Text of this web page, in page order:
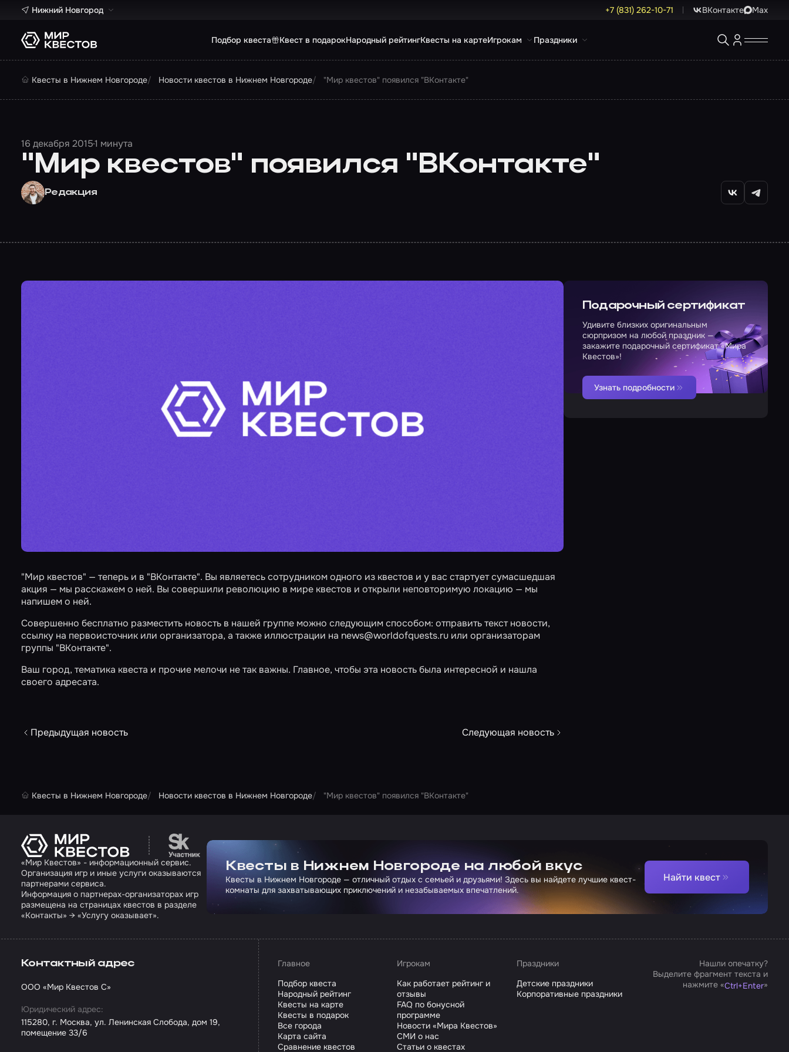
Нижний Новгород +7 (831) 262-10-71 ВКонтакте Max
Подбор квеста Квест в подарокНародный рейтингКвесты на картеИгрокам Праздники
Квесты в Нижнем Новгороде Новости квестов в Нижнем Новгороде "Мир квестов" появился "ВКонтакте"
16 декабря 20151 минута
"Мир квестов" появился "ВКонтакте"
Редакция
"Мир квестов" — теперь и в "ВКонтакте". Вы являетесь сотрудником одного из квестов и у вас стартует сумасшедшая
акция — мы расскажем о ней. Вы совершили революцию в мире квестов и открыли неповторимую локацию — мы
напишем о ней.
Совершенно бесплатно разместить новость в нашей группе можно следующим способом: отправить текст новости,
ссылку на первоисточник или организатора, а также иллюстрации на news@worldofquests.ru или организаторам
группы "ВКонтакте".
Ваш город, тематика квеста и прочие мелочи не так важны. Главное, чтобы эта новость была интересной и нашла
своего адресата.
Предыдущая новость Следующая новость
Подарочный сертификат
Удивите близких оригинальным
сюрпризом на любой праздник —
закажите подарочный сертификат «Мира
Квестов»!
Узнать подробности
Квесты в Нижнем Новгороде Новости квестов в Нижнем Новгороде "Мир квестов" появился "ВКонтакте"
Перейти на сайт партнера Сколково
«Мир Квестов» - информационный сервис.
Организация игр и иные услуги оказываются
партнерами сервиса.
Информация о партнерах-организаторах игр
размещена на страницах квестов в разделе
«Контакты» → «Услугу оказывает».
Квесты в Нижнем Новгороде на любой вкус
Квесты в Нижнем Новгороде — отличный отдых с семьей и друзьями! Здесь вы найдете лучшие квест-
комнаты для захватывающих приключений и незабываемых впечатлений.
Найти квест
Контактный адрес
ООО «Мир Квестов С»
Юридический адрес:
115280, г. Москва, ул. Ленинская Слобода, дом 19,
помещение 33/6
Главное
Подбор квеста
Народный рейтинг
Квесты на карте
Квесты в подарок
Все города
Карта сайта
Сравнение квестов
Игрокам
Как работает рейтинг и
отзывы
FAQ по бонусной
программе
Новости «Мира Квестов»
СМИ о нас
Статьи о квестах
Праздники
Детские праздники
Корпоративные праздники
Нашли опечатку?
Выделите фрагмент текста и
нажмите «Ctrl+Enter»